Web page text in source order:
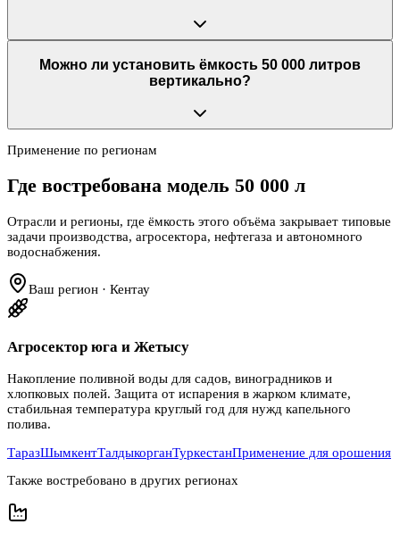
Можно ли установить ёмкость 50 000 литров
вертикально?
Применение по регионам
Где востребована модель 50 000 л
Отрасли и регионы, где ёмкость этого объёма закрывает типовые
задачи производства, агросектора, нефтегаза и автономного
водоснабжения.
Ваш регион · Кентау
Агросектор юга и Жетысу
Накопление поливной воды для садов, виноградников и
хлопковых полей. Защита от испарения в жарком климате,
стабильная температура круглый год для нужд капельного
полива.
ТаразШымкентТалдыкорганТуркестанПрименение для орошения
Также востребовано в других регионах